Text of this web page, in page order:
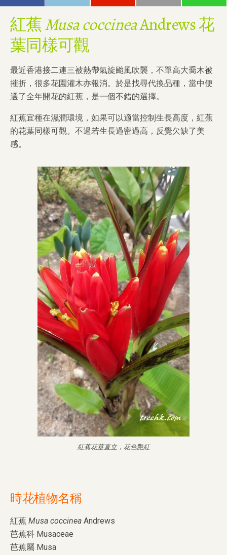
紅蕉Musa coccineaAndrews 花
葉同樣可觀
最近香港接二連三被熱帶氣旋颱風吹襲，不單高大喬木被
摧折，很多花園灌木亦報消。於是找尋代換品種，當中便
選了全年開花的紅蕉，是一個不錯的選擇。
紅蕉宜種在濕潤環境，如果可以適當控制生長高度，紅蕉
的花葉同樣可觀。不過若生長過密過高，反覺欠缺了美
感。
紅蕉花莖直立，花色艷紅
時花植物名稱
紅蕉 Musa coccinea Andrews
芭蕉科 Musaceae
芭蕉屬 Musa